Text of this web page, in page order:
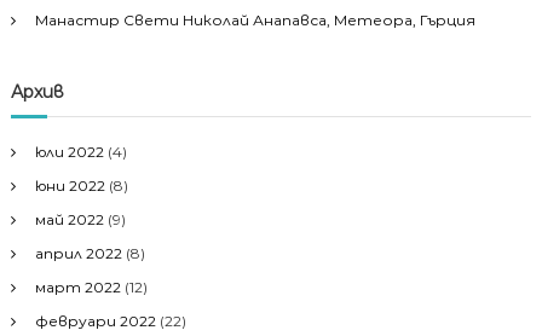
Манастир Свети Николай Анапавса, Метеора, Гърция
Архив
юли 2022 (4)
юни 2022 (8)
май 2022 (9)
април 2022 (8)
март 2022 (12)
февруари 2022 (22)